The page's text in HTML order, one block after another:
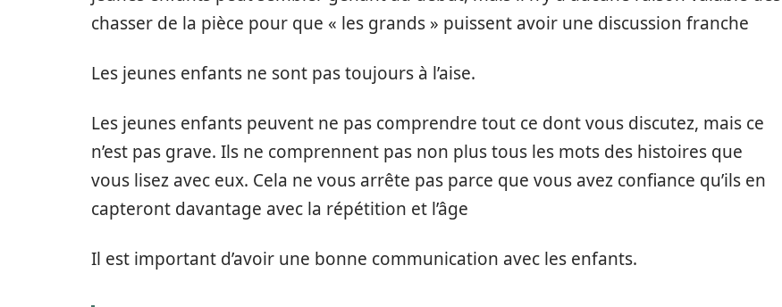
chasser de la pièce pour que « les grands » puissent avoir une discussion franche
Les jeunes enfants ne sont pas toujours à l’aise.
Les jeunes enfants peuvent ne pas comprendre tout ce dont vous discutez, mais ce
n’est pas grave. Ils ne comprennent pas non plus tous les mots des histoires que
vous lisez avec eux. Cela ne vous arrête pas parce que vous avez confiance qu’ils en
capteront davantage avec la répétition et l’âge
Il est important d’avoir une bonne communication avec les enfants.